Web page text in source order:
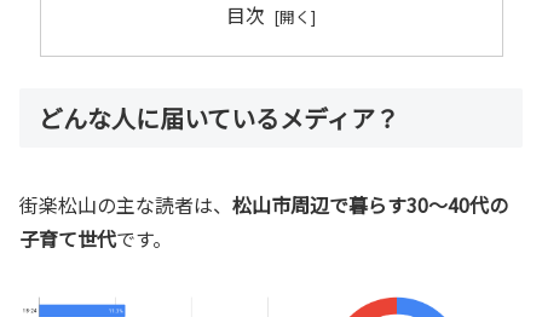
目次
どんな人に届いているメディア？
街楽松山の主な読者は、 松山市周辺で暮らす30〜40代の
子育て世代です。